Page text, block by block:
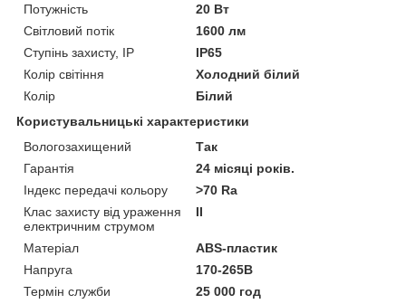
Потужність
20 Вт
Світловий потік
1600 лм
Ступінь захисту, IP
IP65
Колір світіння
Холодний білий
Колір
Білий
Користувальницькі характеристики
Вологозахищений
Так
Гарантія
24 місяці років.
Індекс передачі кольору
>70 Ra
Клас захисту від ураження
електричним струмом
II
Матеріал
ABS-пластик
Напруга
170-265В
Термін служби
25 000 год